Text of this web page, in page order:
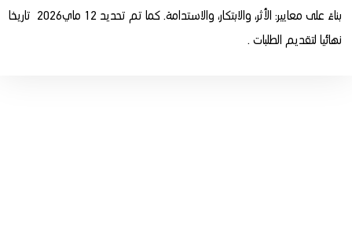
بناءً على معايير: الأثر، والابتكار، والاستدامة. كما تم تحديد 12 ماي2026 تاريخا
نهائيا لتقديم الطلبات .